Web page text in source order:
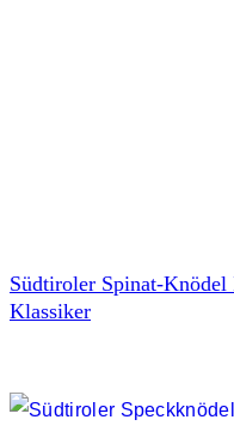
Südtiroler Spinat-Knödel
Klassiker